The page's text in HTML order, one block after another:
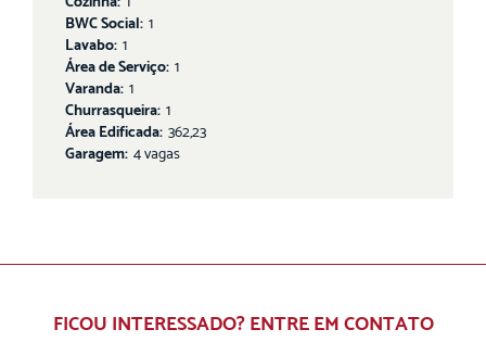
BWC Social: 1
Lavabo: 1
Área de Serviço: 1
Varanda: 1
Churrasqueira: 1
Área Edificada: 362,23
Garagem: 4 vagas
FICOU INTERESSADO? ENTRE EM CONTATO